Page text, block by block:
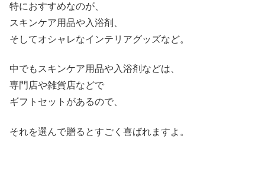
特におすすめなのが、
スキンケア用品や入浴剤、
そしてオシャレなインテリアグッズなど。
中でもスキンケア用品や入浴剤などは、
専門店や雑貨店などで
ギフトセットがあるので、
それを選んで贈るとすごく喜ばれますよ。